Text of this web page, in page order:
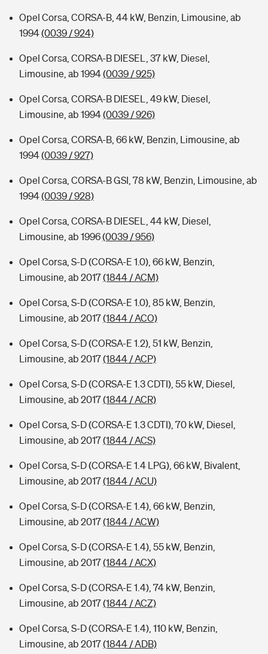
Opel Corsa, CORSA-B, 44 kW, Benzin, Limousine, ab
1994(0039 / 924)
Opel Corsa, CORSA-B DIESEL, 37 kW, Diesel,
Limousine, ab 1994(0039 / 925)
Opel Corsa, CORSA-B DIESEL, 49 kW, Diesel,
Limousine, ab 1994(0039 / 926)
Opel Corsa, CORSA-B, 66 kW, Benzin, Limousine, ab
1994(0039 / 927)
Opel Corsa, CORSA-B GSI, 78 kW, Benzin, Limousine, ab
1994(0039 / 928)
Opel Corsa, CORSA-B DIESEL, 44 kW, Diesel,
Limousine, ab 1996(0039 / 956)
Opel Corsa, S-D (CORSA-E 1.0), 66 kW, Benzin,
Limousine, ab 2017(1844 / ACM)
Opel Corsa, S-D (CORSA-E 1.0), 85 kW, Benzin,
Limousine, ab 2017(1844 / ACO)
Opel Corsa, S-D (CORSA-E 1.2), 51 kW, Benzin,
Limousine, ab 2017(1844 / ACP)
Opel Corsa, S-D (CORSA-E 1.3 CDTI), 55 kW, Diesel,
Limousine, ab 2017(1844 / ACR)
Opel Corsa, S-D (CORSA-E 1.3 CDTI), 70 kW, Diesel,
Limousine, ab 2017(1844 / ACS)
Opel Corsa, S-D (CORSA-E 1.4 LPG), 66 kW, Bivalent,
Limousine, ab 2017(1844 / ACU)
Opel Corsa, S-D (CORSA-E 1.4), 66 kW, Benzin,
Limousine, ab 2017(1844 / ACW)
Opel Corsa, S-D (CORSA-E 1.4), 55 kW, Benzin,
Limousine, ab 2017(1844 / ACX)
Opel Corsa, S-D (CORSA-E 1.4), 74 kW, Benzin,
Limousine, ab 2017(1844 / ACZ)
Opel Corsa, S-D (CORSA-E 1.4), 110 kW, Benzin,
Limousine, ab 2017(1844 / ADB)